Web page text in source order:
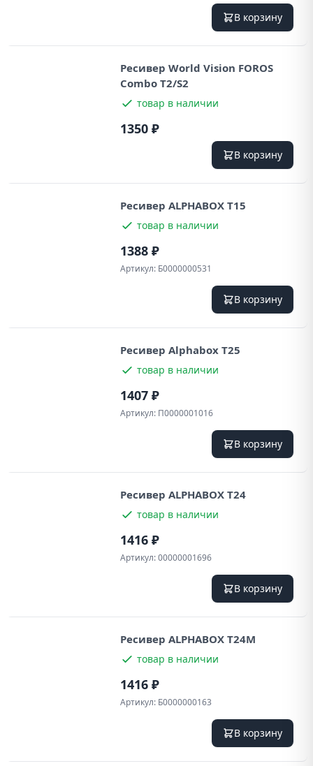
В корзину
Ресивер World Vision FOROS
Combo T2/S2
товар в наличии
1350 ₽
В корзину
Ресивер ALPHABOX T15
товар в наличии
1388 ₽
Артикул: Б0000000531
В корзину
Ресивер Alphabox T25
товар в наличии
1407 ₽
Артикул: П0000001016
В корзину
Ресивер ALPHABOX T24
товар в наличии
1416 ₽
Артикул:00000001696
В корзину
Ресивер ALPHABOX T24M
товар в наличии
1416 ₽
Артикул: Б0000000163
В корзину